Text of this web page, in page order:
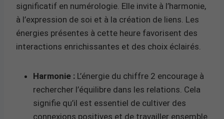
significatif en numérologie. Elle invite à l’harmonie,
à l’expression de soi et à la création de liens. Les
énergies présentes à cette heure favorisent des
interactions enrichissantes et des choix éclairés.
Harmonie : L’énergie du chiffre 2 encourage à
rechercher l’équilibre dans les relations. Cela
signifie qu’il est essentiel de cultiver des
connexions positives et de travailler ensemble